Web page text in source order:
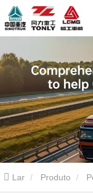
Lar Produto